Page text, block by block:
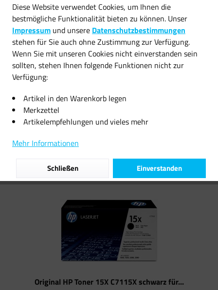
Original HP Toner 15X C7115X
10,19 € *
Original Brother Toner TN-
Filtern
Original HP Toner 15X C7115X schwarz für...
Diese Website verwendet Cookies, um Ihnen die
bestmögliche Funktionalität bieten zu können. Unser
Impressum und unsere Datenschutzbestimmungen
stehen für Sie auch ohne Zustimmung zur Verfügung.
Wenn Sie mit unseren Cookies nicht einverstanden sein
sollten, stehen Ihnen folgende Funktionen nicht zur
Verfügung:
Artikel in den Warenkorb legen
Merkzettel
Artikelempfehlungen und vieles mehr
Mehr Informationen
Einverstanden
Schließen